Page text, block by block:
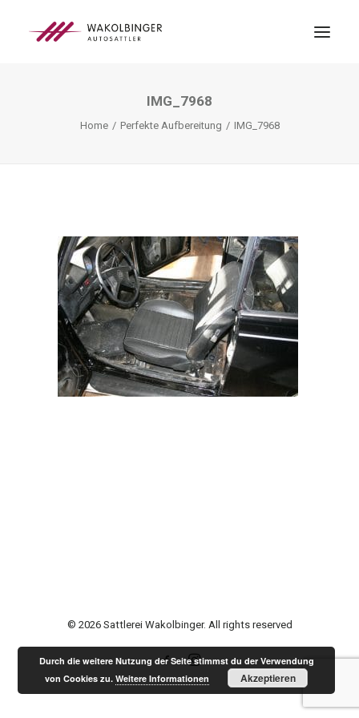
LEISTUNGEN
SEARCH
IMG_7968
Home Perfekte Aufbereitung IMG_7968
© 2026 Sattlerei Wakolbinger. All rights reserved
Durch die weitere Nutzung der Seite stimmst du der Verwendung
von Cookies zu.Weitere Informationen Akzeptieren